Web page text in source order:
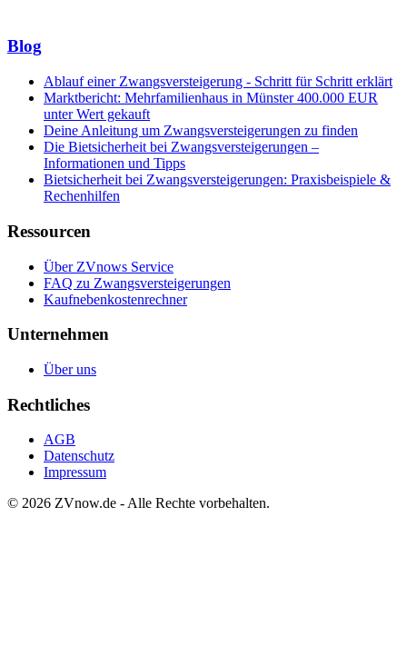
Blog
Ablauf einer Zwangsversteigerung - Schritt für Schritt erklärt
Marktbericht: Mehrfamilienhaus in Münster 400.000 EUR
unter Wert gekauft
Deine Anleitung um Zwangsversteigerungen zu finden
Die Bietsicherheit bei Zwangsversteigerungen –
Informationen und Tipps
Bietsicherheit bei Zwangsversteigerungen: Praxisbeispiele &
Rechenhilfen
Ressourcen
Über ZVnows Service
FAQ zu Zwangsversteigerungen
Kaufnebenkostenrechner
Unternehmen
Über uns
Rechtliches
AGB
Datenschutz
Impressum
© 2026 ZVnow.de - Alle Rechte vorbehalten.